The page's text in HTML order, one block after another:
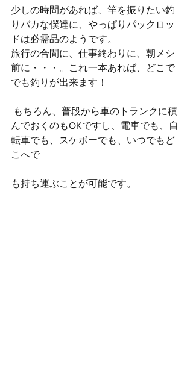
少しの時間があれば、竿を振りたい釣
りバカな僕達に、やっぱりパックロッ
ドは必需品のようです。
旅行の合間に、仕事終わりに、朝メシ
前に・・・。これ一本あれば、どこで
でも釣りが出来ます！
んでおくのもOKですし、電車でも、自
転車でも、スケボーでも、いつでもど
こへで
も持ち運ぶことが可能です。